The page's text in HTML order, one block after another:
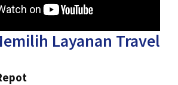
Layanan Travel